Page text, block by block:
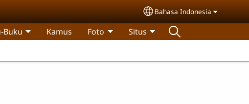
Select your language
Bahasa Indonesia
Buku Kamus Foto Situs